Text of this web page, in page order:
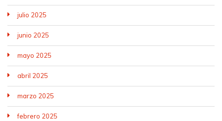
julio 2025
junio 2025
mayo 2025
abril 2025
marzo 2025
febrero 2025